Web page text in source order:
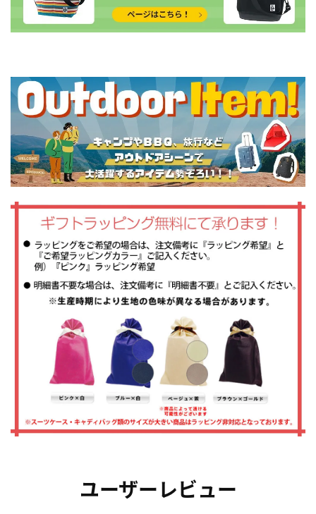
ユーザーレビュー